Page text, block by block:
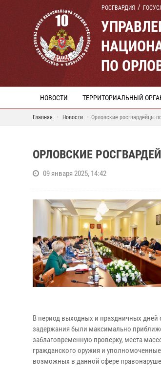
РОСГВАРДИЯ
ПО
НОВОСТИ ТЕРРИТОРИАЛЬНЫЙ
Главная Новости Орловские росгвардейцы
ОРЛОВСКИЕ
09 января 2025, 14:42
В период выходных и праздничных дней
задержания были максимально
заблаговременную проверку, места
гражданского оружия и
возможных в данной сфере